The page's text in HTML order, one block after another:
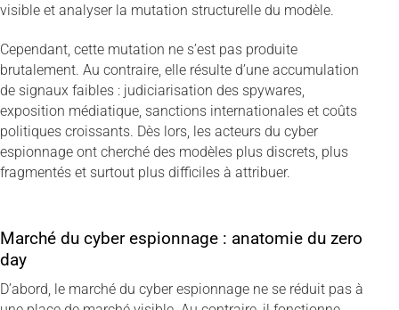
visible et analyser la mutation structurelle du modèle.
Cependant, cette mutation ne s’est pas produite
brutalement. Au contraire, elle résulte d’une accumulation
de signaux faibles : judiciarisation des spywares,
exposition médiatique, sanctions internationales et coûts
politiques croissants. Dès lors, les acteurs du cyber
espionnage ont cherché des modèles plus discrets, plus
fragmentés et surtout plus difficiles à attribuer.
Marché du cyber espionnage : anatomie du zero
day
D’abord, le marché du cyber espionnage ne se réduit pas à